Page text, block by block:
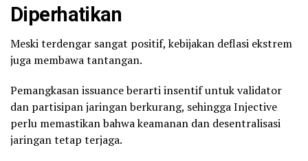
Diperhatikan
Meski terdengar sangat positif, kebijakan deflasi ekstrem
juga membawa tantangan.
Pemangkasan issuance berarti insentif untuk validator
dan partisipan jaringan berkurang, sehingga Injective
perlu memastikan bahwa keamanan dan desentralisasi
jaringan tetap terjaga.